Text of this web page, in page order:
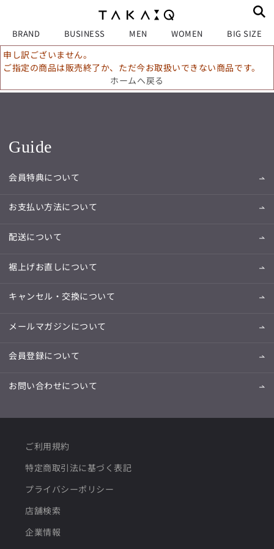
BRAND BUSINESS MEN WOMEN BIG SIZE
申し訳ございません。
ご指定の商品は販売終了か、ただ今お取扱いできない商品です。
ホームへ戻る
Guide
会員特典について
お支払い方法について
配送について
裾上げお直しについて
キャンセル・交換について
メールマガジンについて
会員登録について
お問い合わせについて
ご利用規約
特定商取引法に基づく表記
プライバシーポリシー
店舗検索
企業情報